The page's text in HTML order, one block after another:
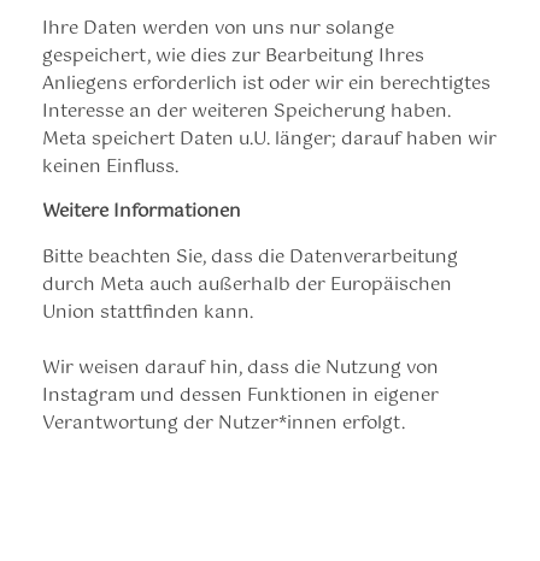
Ihre Daten werden von uns nur solange
gespeichert, wie dies zur Bearbeitung Ihres
Anliegens erforderlich ist oder wir ein berechtigtes
Interesse an der weiteren Speicherung haben.
Meta speichert Daten u.U. länger; darauf haben wir
keinen Einfluss.
Weitere Informationen
Bitte beachten Sie, dass die Datenverarbeitung
durch Meta auch außerhalb der Europäischen
Union stattfinden kann.
Wir weisen darauf hin, dass die Nutzung von
Instagram und dessen Funktionen in eigener
Verantwortung der Nutzer*innen erfolgt.